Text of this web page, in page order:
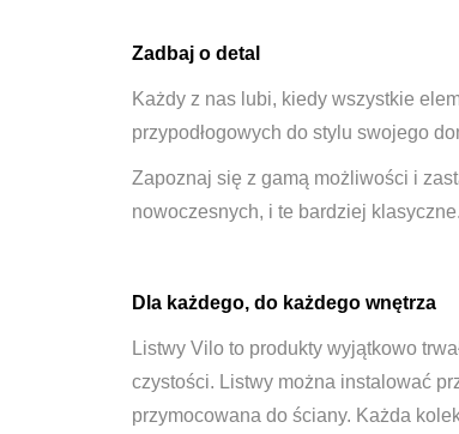
Zadbaj o detal
Każdy z nas lubi, kiedy wszystkie
przypodłogowych do stylu swojego
Zapoznaj się z gamą możliwości i
nowoczesnych, i te bardziej
Dla każdego, do każdego wnętrza
Listwy Vilo to produkty wyjątkowo
czystości. Listwy można instalować
przymocowana do ściany. Każda